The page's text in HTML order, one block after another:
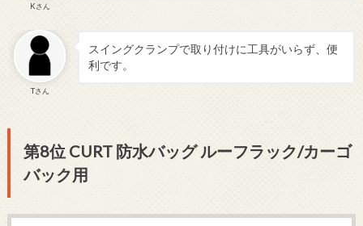
Kさん
Tさん
スイングクランプで取り付けに工具がいらず、便
利です。
第8位 CURT 防水バッグ ルーフラック/カーゴ
バック用